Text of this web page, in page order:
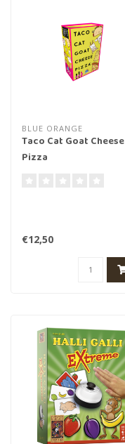
BLUE ORANGE
Taco Cat Goat Cheese
Pizza
€12,50